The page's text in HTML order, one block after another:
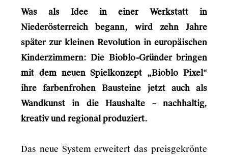
Info
Kontakt
Was als Idee in einer Werkstatt in
Niederösterreich begann, wird zehn Jahre
später zur kleinen Revolution in europäischen
Kinderzimmern: Die Bioblo-Gründer bringen
mit dem neuen Spielkonzept „Bioblo Pixel“
ihre farbenfrohen Bausteine jetzt auch als
Wandkunst in die Haushalte – nachhaltig,
kreativ und regional produziert.
Das neue System erweitert das preisgekrönte